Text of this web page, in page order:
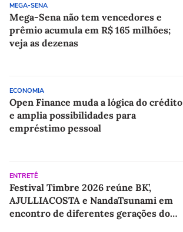
MEGA-SENA
Mega-Sena não tem vencedores e
prêmio acumula em R$ 165 milhões;
veja as dezenas
ECONOMIA
Open Finance muda a lógica do crédito
e amplia possibilidades para
empréstimo pessoal
ENTRETÊ
Festival Timbre 2026 reúne BK’,
AJULLIACOSTA e NandaTsunami em
encontro de diferentes gerações do